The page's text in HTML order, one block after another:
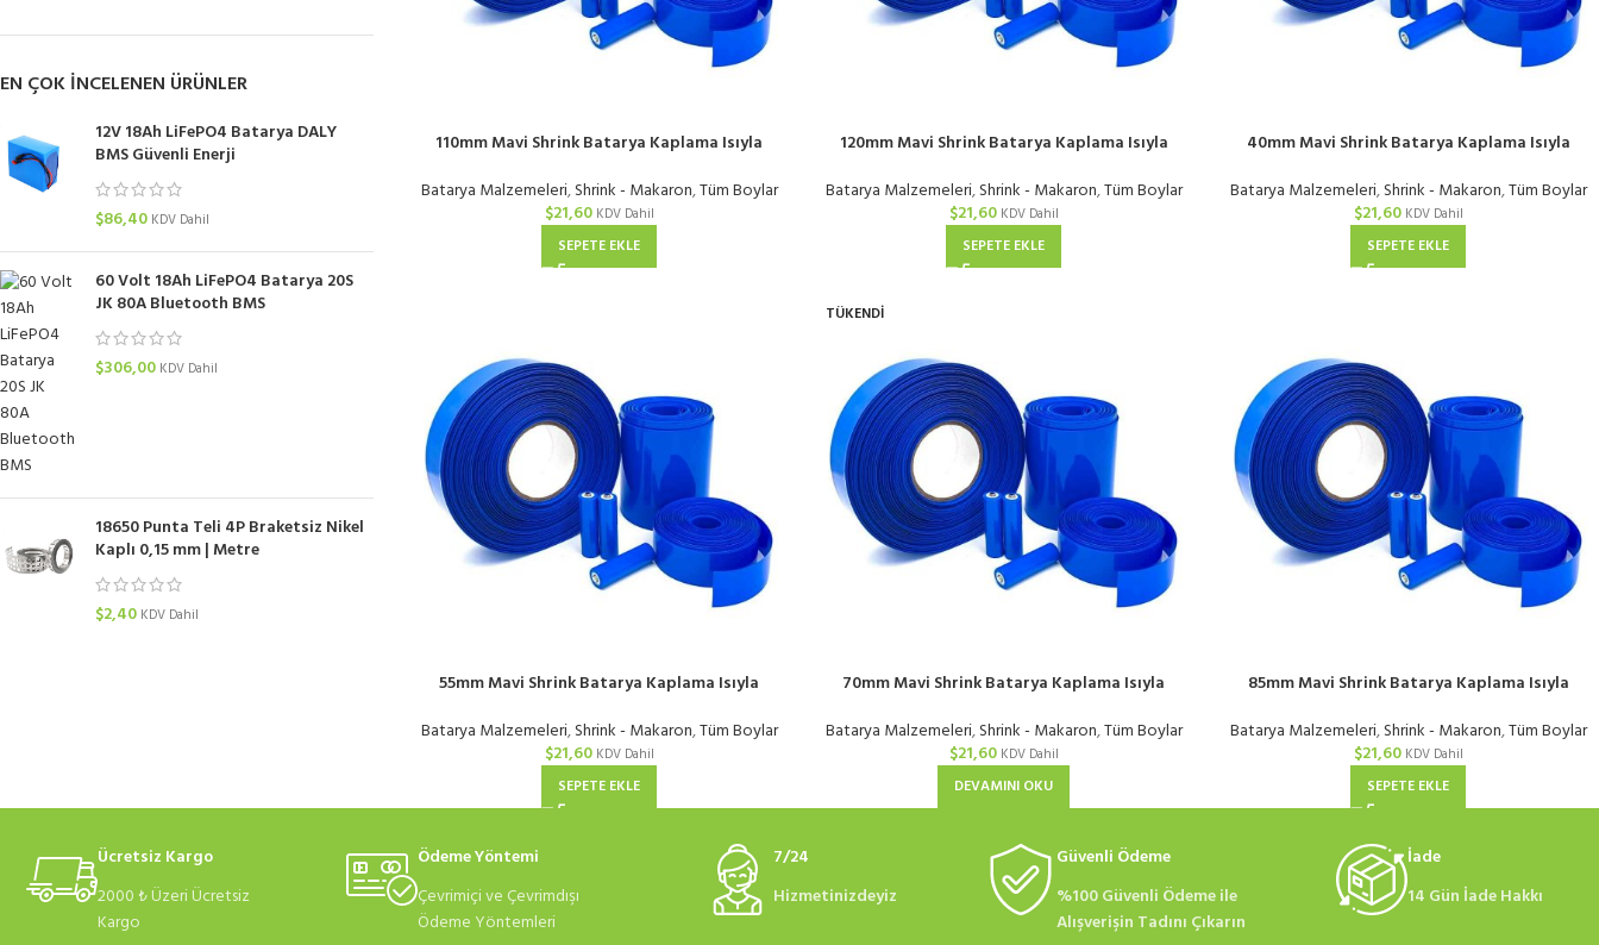
EN ÇOK INCELENEN ÜRÜNLER
12V 18Ah LiFePO4 Batarya DALY
BMS Güvenli Enerji
$86,40 KDV Dahil
60 Volt 18Ah LiFePO4 Batarya 20S
JK 80A Bluetooth BMS
$306,00 KDV Dahil
18650 Punta Teli 4P Braketsiz Nikel
Kaplı 0,15 mm | Metre
$2,40 KDV Dahil
110mm Mavi Shrink Batarya Kaplama Isıyla
Batarya Malzemeleri,Shrink - Makaron,Tüm Boylar
$21,60 KDV Dahil
SEPETE EKLE
120mm Mavi Shrink Batarya Kaplama Isıyla
Batarya Malzemeleri,Shrink - Makaron,Tüm Boylar
$21,60 KDV Dahil
SEPETE EKLE
40mm Mavi Shrink Batarya Kaplama Isıyla
Batarya Malzemeleri,Shrink - Makaron,Tüm Boylar
$21,60 KDV Dahil
SEPETE EKLE
55mm Mavi Shrink Batarya Kaplama Isıyla
Batarya Malzemeleri,Shrink - Makaron,Tüm Boylar
$21,60 KDV Dahil
SEPETE EKLE
TÜKENDI
70mm Mavi Shrink Batarya Kaplama Isıyla
Batarya Malzemeleri,Shrink - Makaron,Tüm Boylar
$21,60 KDV Dahil
DEVAMINI OKU
85mm Mavi Shrink Batarya Kaplama Isıyla
Batarya Malzemeleri,Shrink - Makaron,Tüm Boylar
$21,60 KDV Dahil
SEPETE EKLE
Ücretsiz Kargo
2000 ₺ Üzeri Ücretsiz
Kargo
Ödeme Yöntemi
Çevrimiçi ve Çevrimdışı
Ödeme Yöntemleri
7/24
Hizmetinizdeyiz
Güvenli Ödeme
%100 Güvenli Ödeme ile
Alışverişin Tadını Çıkarın
İade
14 Gün İade Hakkı